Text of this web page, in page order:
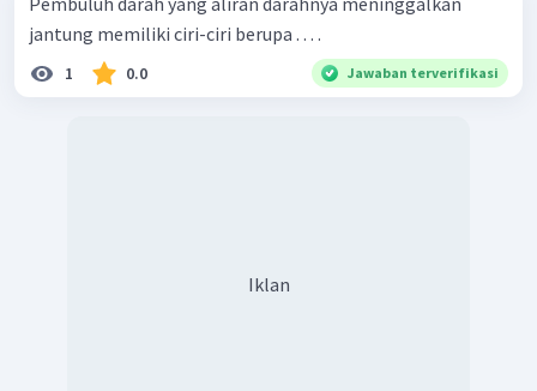
jantung memiliki ciri-ciri berupa . . . .
1 0.0 Jawaban terverifikasi
Iklan